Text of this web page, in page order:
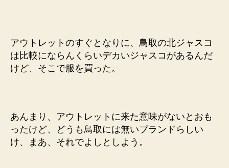
アウトレットのすぐとなりに、鳥取の北ジャスコ
は比較にならんくらいデカいジャスコがあるんだ
けど、そこで服を買った。
あんまり、アウトレットに来た意味がないとおも
ったけど、どうも鳥取には無いブランドらしい
け、まあ、それでよしとしよう。